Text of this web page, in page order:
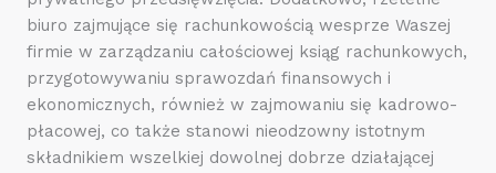
biuro zajmujące się rachunkowością wesprze Waszej
firmie w zarządzaniu całościowej ksiąg rachunkowych,
przygotowywaniu sprawozdań finansowych i
ekonomicznych, również w zajmowaniu się kadrowo-
płacowej, co także stanowi nieodzowny istotnym
składnikiem wszelkiej dowolnej dobrze działającej